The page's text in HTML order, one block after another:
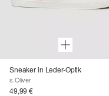
Sneaker in Leder-Optik
s.Oliver
49,99 €